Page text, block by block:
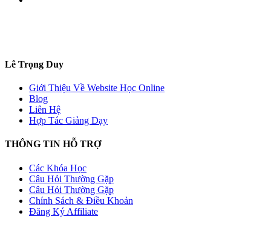
Lê Trọng Duy
Giới Thiệu Về Website Học Online
Blog
Liên Hệ
Hợp Tác Giảng Dạy
THÔNG TIN HỖ TRỢ
Các Khóa Học
Câu Hỏi Thường Gặp
Câu Hỏi Thường Gặp
Chính Sách & Điều Khoản
Đăng Ký Affiliate